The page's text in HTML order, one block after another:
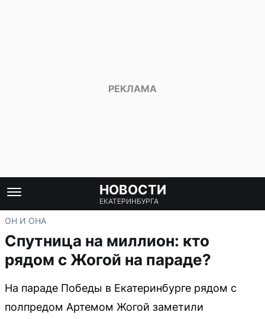
НОВОСТИ
ЕКАТЕРИНБУРГА
ОН И ОНА
Спутница на миллион: кто
рядом с Жогой на параде?
На параде Победы в Екатеринбурге рядом с
полпредом Артемом Жогой заметили